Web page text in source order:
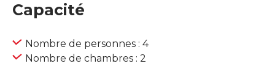
Capacité
Nombre de personnes : 4
Nombre de chambres : 2